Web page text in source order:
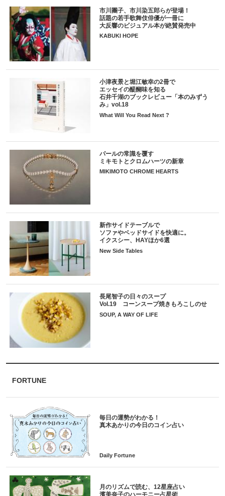
市川團子、市川染五郎らが登場！
話題の若手歌舞伎俳優が一冊に
大反響のビジュアル本が絶賛発売中
KABUKI HOPE
小津夜景と堀江敏幸の2冊で
エッセイの醍醐味を知る
石井千湖のブックレビュー「本のみずう
み」vol.18
What Will You Read Next ?
パールの常識を覆す
ミキモトとクロムハーツの新章
MIKIMOTO CHROME HEARTS
新作サイドテーブルで
ソファやベッドサイドを快適に。
イクスシー、HAYほか6選
New Side Tables
長尾智子の日々のスープ
Vol.19 コーンスープ焼きもろこしのせ
SOUP, A WAY OF LIFE
FORTUNE
毎日の運勢がわかる！
月のリズムで読む、12星座占い